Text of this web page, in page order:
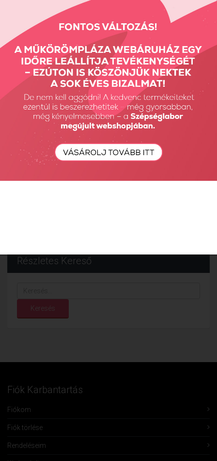
Allergén információ: Glutént, rákféléket, tojást, halat, dióféléket,
zellert, szulfitot és puhatestűeket tartalmazhat.
Vissza: Fehérjék
Részletes Kereső
Keresés
Fiók Karbantartás
Fiókom
Fiók törlése
Rendeléseim